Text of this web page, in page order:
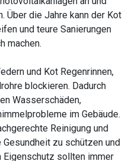
Über die Jahre kann der Kot
und teure Sanierungen
machen.
und Kot Regenrinnen,
blockieren. Dadurch
Wasserschäden,
im Gebäude.
Reinigung und
zu schützen und
Eigenschutz sollten immer